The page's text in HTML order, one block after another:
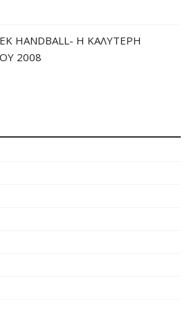
HANDBALL- H ΚΑΛΥΤΕΡΗ
2008